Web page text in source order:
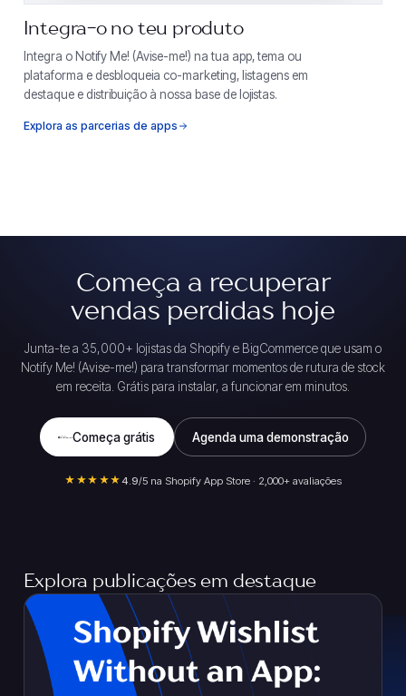
Integra-o no teu produto
Integra o Notify Me! (Avise-me!) na tua app, tema ou
plataforma e desbloqueia co-marketing, listagens em
destaque e distribuição à nossa base de lojistas.
Explora as parcerias de apps
Começa a recuperar
vendas perdidas hoje
Junta-te a 35,000+ lojistas da Shopify e BigCommerce que usam o
Notify Me! (Avise-me!) para transformar momentos de rutura de stock
em receita. Grátis para instalar, a funcionar em minutos.
Começa grátis Agenda uma demonstração
★★★★★4.9/5 na Shopify App Store · 2,000+ avaliações
Explora publicações em destaque